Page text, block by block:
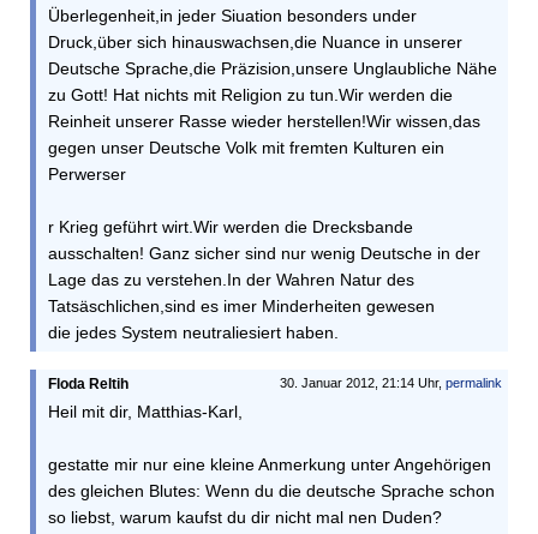
Überlegenheit,in jeder Siuation besonders under
Druck,über sich hinauswachsen,die Nuance in unserer
Deutsche Sprache,die Präzision,unsere Unglaubliche Nähe
zu Gott! Hat nichts mit Religion zu tun.Wir werden die
Reinheit unserer Rasse wieder herstellen!Wir wissen,das
gegen unser Deutsche Volk mit fremten Kulturen ein
Perwerser
r Krieg geführt wirt.Wir werden die Drecksbande
ausschalten! Ganz sicher sind nur wenig Deutsche in der
Lage das zu verstehen.In der Wahren Natur des
Tatsäschlichen,sind es imer Minderheiten gewesen
die jedes System neutraliesiert haben.
30. Januar 2012, 21:14 Uhr, permalink
Floda Reltih
Heil mit dir, Matthias-Karl,
gestatte mir nur eine kleine Anmerkung unter Angehörigen
des gleichen Blutes: Wenn du die deutsche Sprache schon
so liebst, warum kaufst du dir nicht mal nen Duden?